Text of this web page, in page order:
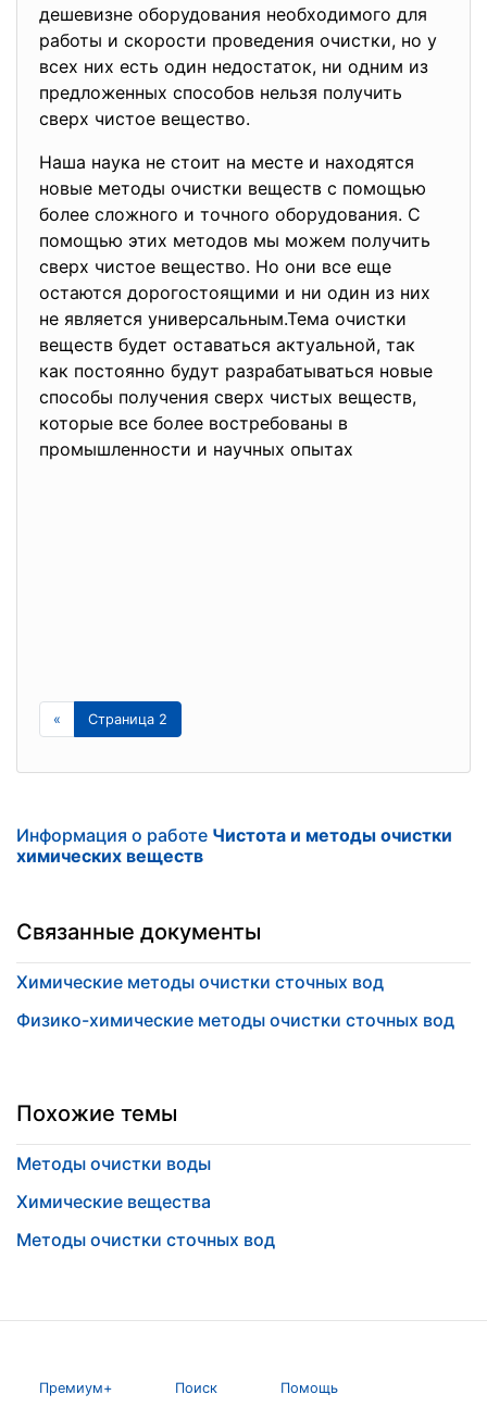
дешевизне оборудования необходимого для
работы и скорости проведения очистки, но у
всех них есть один недостаток, ни одним из
предложенных способов нельзя получить
сверх чистое вещество.
Наша наука не стоит на месте и находятся
новые методы очистки веществ с помощью
более сложного и точного оборудования. С
помощью этих методов мы можем получить
сверх чистое вещество. Но они все еще
остаются дорогостоящими и ни один из них
не является универсальным.Тема очистки
веществ будет оставаться актуальной, так
как постоянно будут разрабатываться новые
способы получения сверх чистых веществ,
которые все более востребованы в
промышленности и научных опытах
« Страница 2
Информация о работе Чистота и методы очистки
химических веществ
Связанные документы
Химические методы очистки сточных вод
Физико-химические методы очистки сточных вод
Похожие темы
Методы очистки воды
Химические вещества
Методы очистки сточных вод
Премиум+ Поиск Помощь